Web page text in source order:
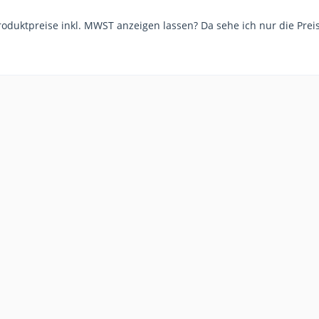
inkl. MWST anzeigen lassen? Da sehe ich nur die